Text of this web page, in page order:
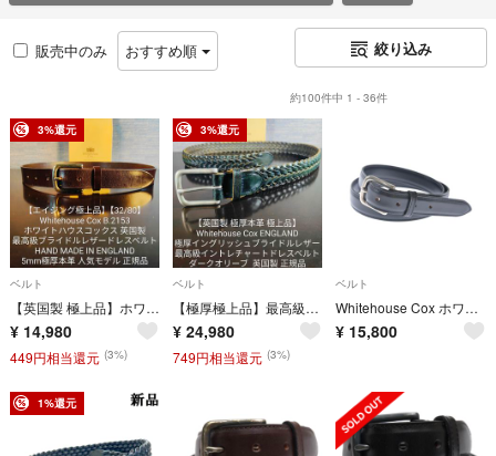
販売中のみ おすすめ順 絞り込み
約100件中 1 - 36件
3%還元
ベルト
【英国製 極上品】ホワイトハウスコックス 最高級英国ブライドルレザードレスベルト
¥ 14,980
449円相当還元 (3%)
3%還元
ベルト
【極厚極上品】最高級イングリッシュブライドルレザーベルト ホワイトハウスコックス
¥ 24,980
749円相当還元 (3%)
ベルト
Whitehouse Cox ホワイトハウスコックス ベルト 黒 【古着】【中古】【送料無料】
¥ 15,800
1%還元